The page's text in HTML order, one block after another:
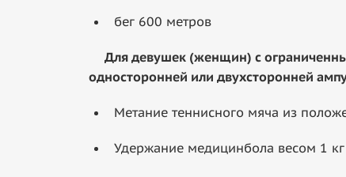
бег 600 метров
Для девушек (женщин) с
односторонней или двухсторонней
Метание теннисного мяча из
Удержание медицинбола весом 1